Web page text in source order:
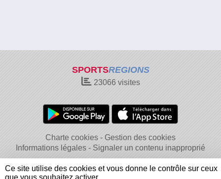
SPORTSREGIONS
23066visites
Charte cookies
Gestion des cookies
Informations légales
Signaler un contenu inapproprié
Ce site utilise des cookies et vous donne le contrôle sur ceux
que vous souhaitez activer